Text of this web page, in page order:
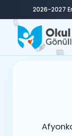
2026-2027
✏️
📚 📘